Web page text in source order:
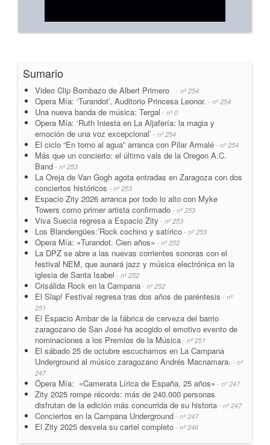
Sumario
Video Clip Bombazo de Albert Primero - nº 254
Opera Mía: ‘Turandot’, Auditorio Princesa Leonor. - nº 254
Una nueva banda de música: Tergal - nº 0
Opera Mía: ‘Ruth Iniesta en La Aljafería: la magia y
emoción de una voz excepcional’ - nº 254
El ciclo “En torno al agua” arranca con Pilar Armalé - nº 254
Más que un concierto: el último vals de la Oregon A.C.
Band - nº 253
La Oreja de Van Gogh agota entradas en Zaragoza con dos
conciertos históricos - nº 253
Espacio Zity 2026 arranca por todo lo alto con Myke
Towers como primer artista confirmado - nº 253
Viva Suecia regresa a Espacio Zity - nº 253
Los Blandengües:’Rock cochino y satírico - nº 253
Opera Mía: «Turandot. Cien años» - nº 252
La DPZ se abre a las nuevas corrientes sonoras con el
festival NEM, que aunará jazz y música electrónica en la
iglesia de Santa Isabel - nº 252
Crisálida Rock en la Campana - nº 252
El Slap! Festival regresa tras dos años de paréntesis - nº
251
El Espacio Ambar de la fábrica de cerveza del barrio
zaragozano de San José ha acogido el emotivo evento de
nominaciones a los Premios de la Música - nº 251
El sábado 25 de octubre escuchamos en La Campana
Underground al músico zaragozano Andrés Macnamara. - nº
247
Ópera Mía: «Camerata Lírica de España, 25 años» - nº 247
Zity 2025 rompe récords: más de 240.000 personas
disfrutan de la edición más concurrida de su historia - nº 247
Conciertos en la Campana Underground - nº 247
El Zity 2025 desvela su cartel completo - nº 246